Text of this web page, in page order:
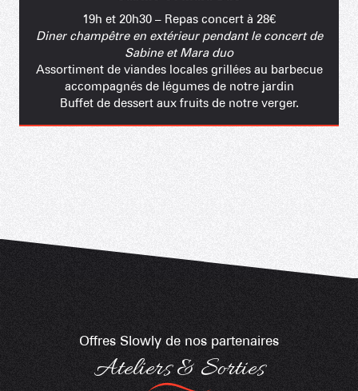
19h et 20h30 – Repas concert à 28€
Diner champêtre en extérieur pendant le concert de
Sabine et Mara duo
Assortiment de viandes locales grillées au barbecue
accompagnés de légumes de notre jardin
Buffet de dessert aux fruits de notre verger.
Offres Slowly de nos partenaires
Ateliers & Sorties